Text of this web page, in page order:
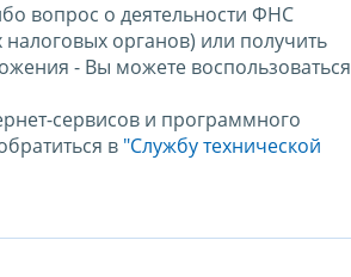
вопрос о деятельности ФНС
органов) или получить
- Вы можете воспользоваться
сервисов и программного
в "Службу технической